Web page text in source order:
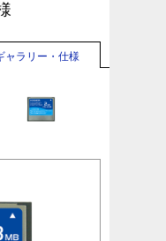
ャラリー・仕様